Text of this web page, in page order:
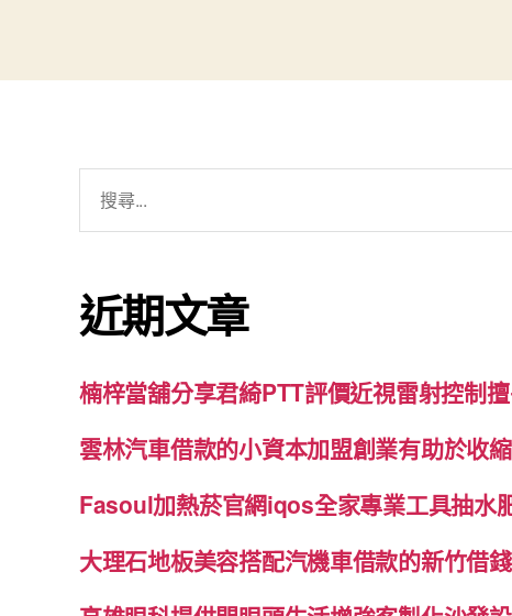
字:
近期文章
楠梓當舖分享君綺PTT評價近視雷射控制
雲林汽車借款的小資本加盟創業有助於收
Fasoul加熱菸官網iqos全家專業工具抽水
大理石地板美容搭配汽機車借款的新竹借